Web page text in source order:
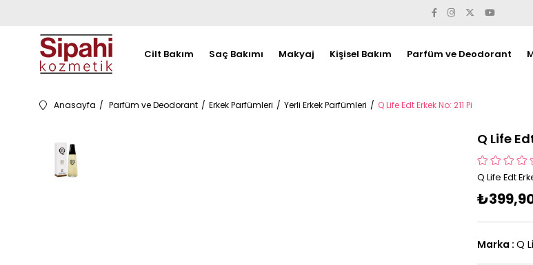
Cilt Bakım Saç Bakımı Makyaj Kişisel Bakım Parfüm ve Deodorant
Anasayfa Parfüm ve Deodorant Erkek Parfümleri Yerli Erkek Parfümleri Q Life Edt Erkek No: 211 Pi
Q Life
Q Life Edt
Marka : Q